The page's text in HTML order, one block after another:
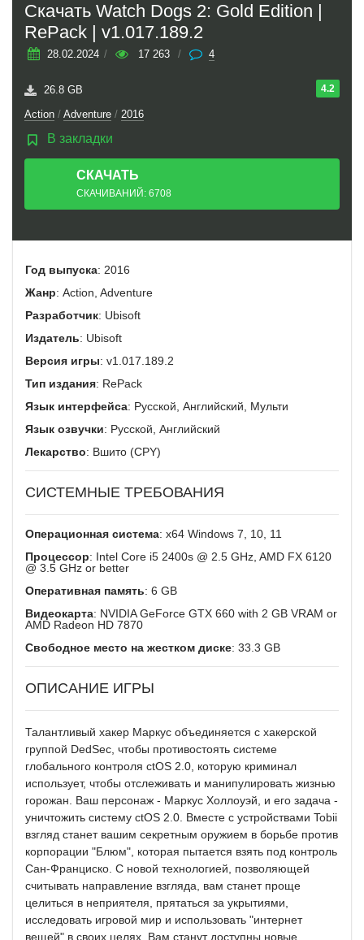
Скачать Watch Dogs 2: Gold Edition |
RePack | v1.017.189.2
28.02.2024 / 17 263 / 4
4.2
26.8 GB
Action / Adventure / 2016
В закладки
СКАЧАТЬ
ТОРРЕНТ
СКАЧИВАНИЙ: 6708
Год выпуска: 2016
Жанр: Action, Adventure
Разработчик: Ubisoft
Издатель: Ubisoft
Версия игры: v1.017.189.2
Тип издания: RePack
Язык интерфейса: Русской, Английский, Мульти
Язык озвучки: Русской, Английский
Лекарство: Вшито (CPY)
СИСТЕМНЫЕ ТРЕБОВАНИЯ
Операционная система: x64 Windows 7, 10, 11
Процессор: Intel Core i5 2400s @ 2.5 GHz, AMD FX 6120
@ 3.5 GHz or better
Оперативная память: 6 GB
Видеокарта: NVIDIA GeForce GTX 660 with 2 GB VRAM or
AMD Radeon HD 7870
Свободное место на жестком диске: 33.3 GB
ОПИСАНИЕ ИГРЫ
Талантливый хакер Маркус объединяется с хакерской
группой DedSec, чтобы противостоять системе
глобального контроля ctOS 2.0, которую криминал
использует, чтобы отслеживать и манипулировать жизнью
горожан. Ваш персонаж - Маркус Холлоуэй, и его задача -
уничтожить систему ctOS 2.0. Вместе с устройствами Tobii
взгляд станет вашим секретным оружием в борьбе против
корпорации "Блюм", которая пытается взять под контроль
Сан-Франциско. С новой технологией, позволяющей
считывать направление взгляда, вам станет проще
целиться в неприятеля, прятаться за укрытиями,
исследовать игровой мир и использовать "интернет
вещей" в своих целях. Вам станут доступны новые